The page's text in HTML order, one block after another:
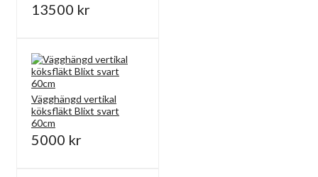
13500 kr
Vägghängd vertikal
köksfläkt Blixt svart
60cm
5000 kr